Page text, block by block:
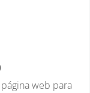
web para